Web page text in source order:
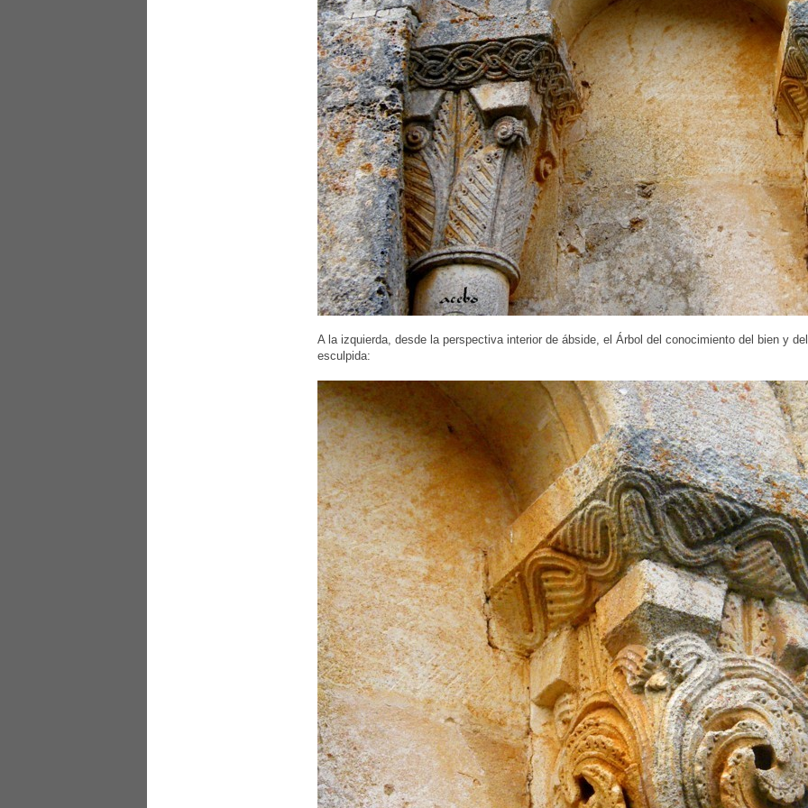
A la izquierda, desde la perspectiva interior de ábside, el Árbol del conocimiento del bien y
esculpida: